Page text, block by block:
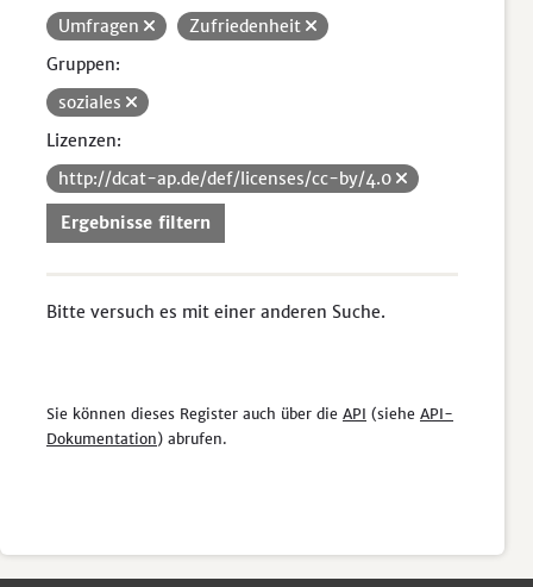
Umfragen
Zufriedenheit
Gruppen:
soziales
Lizenzen:
http://dcat-ap.de/def/licenses/cc-by/4.0
Ergebnisse filtern
Bitte versuch es mit einer anderen Suche.
Sie können dieses Register auch über die API (siehe API-
Dokumentation) abrufen.